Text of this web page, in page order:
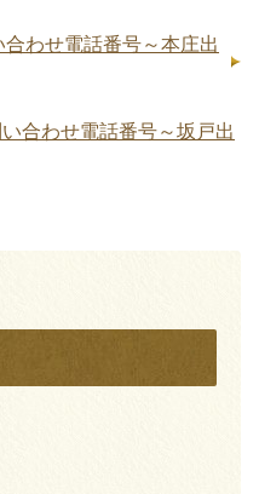
合わせ電話番号～本庄出
合わせ電話番号～坂戸出